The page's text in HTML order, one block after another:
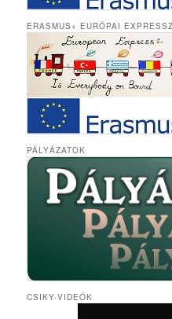
ERASMUS+ EURÓPAI EXPRESSZ
PÁLYÁZATOK
CSIKY-VIDEÓK